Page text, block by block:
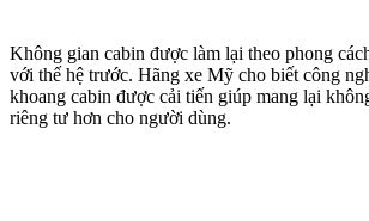
Không gian cabin được làm lại theo phong
với thế hệ trước. Hãng xe Mỹ cho biết công
khoang cabin được cải tiến giúp mang lại
riêng tư hơn cho người dùng.